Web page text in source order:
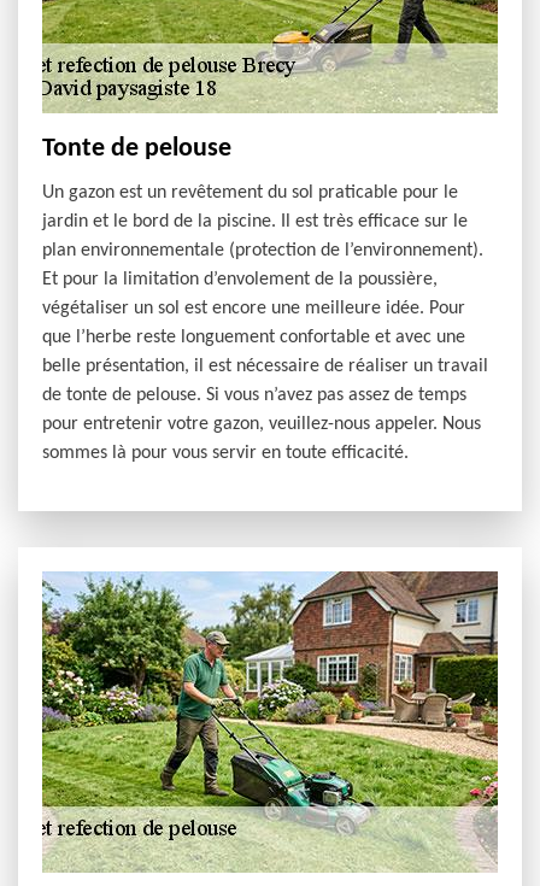
Tonte de pelouse
Un gazon est un revêtement du sol praticable pour le
jardin et le bord de la piscine. Il est très efficace sur le
plan environnementale (protection de l’environnement).
Et pour la limitation d’envolement de la poussière,
végétaliser un sol est encore une meilleure idée. Pour
que l’herbe reste longuement confortable et avec une
belle présentation, il est nécessaire de réaliser un travail
de tonte de pelouse. Si vous n’avez pas assez de temps
pour entretenir votre gazon, veuillez-nous appeler. Nous
sommes là pour vous servir en toute efficacité.